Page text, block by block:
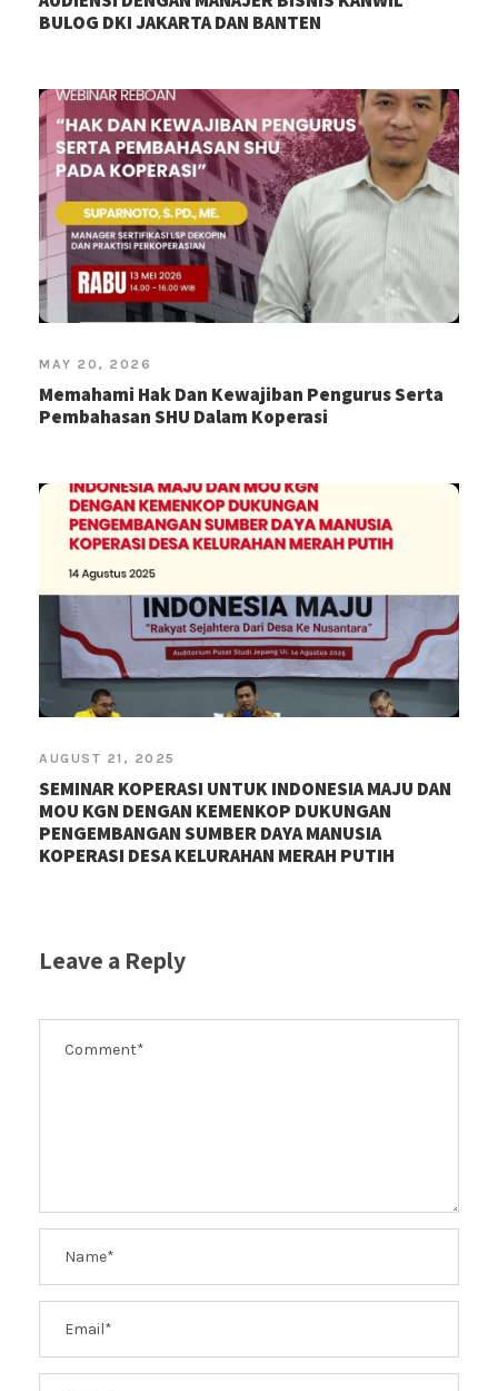
BULOG DKI JAKARTA DAN BANTEN
MAY 20, 2026
Memahami Hak Dan Kewajiban Pengurus Serta
Pembahasan SHU Dalam Koperasi
AUGUST 21, 2025
SEMINAR KOPERASI UNTUK INDONESIA MAJU DAN
MOU KGN DENGAN KEMENKOP DUKUNGAN
PENGEMBANGAN SUMBER DAYA MANUSIA
KOPERASI DESA KELURAHAN MERAH PUTIH
Leave a Reply